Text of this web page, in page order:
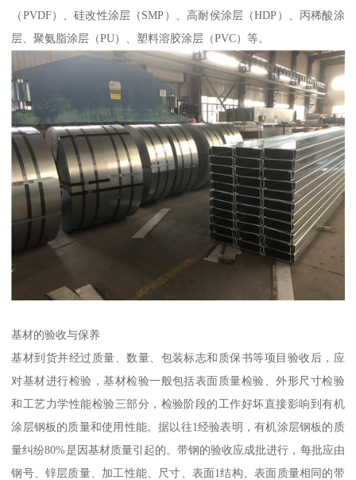
（PVDF）、硅改性涂层（SMP）、高耐侯涂层（HDP）、丙稀酸涂
层、聚氨脂涂层（PU）、塑料溶胶涂层（PVC）等。
基材的验收与保养
基材到货并经过质量、数量、包装标志和质保书等项目验收后，应
对基材进行检验，基材检验一般包括表面质量检验、外形尺寸检验
和工艺力学性能检验三部分，检验阶段的工作好坏直接影响到有机
涂层钢板的质量和使用性能。据以往1经验表明，有机涂层钢板的质
量纠纷80%是因基材质量引起的。带钢的验收应成批进行，每批应由
钢号、锌层质量、加工性能、尺寸、表面1结构、表面质量相同的带